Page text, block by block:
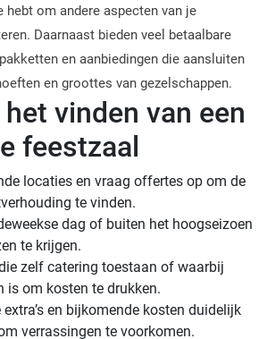
hebt om andere aspecten van je
Daarnaast bieden veel betaalbare
en aanbiedingen die aansluiten
en groottes van gezelschappen.
vinden van een
feestzaal
locaties en vraag offertes op om de
te vinden.
dag of buiten het hoogseizoen
te krijgen.
zelf catering toestaan of waarbij
is om kosten te drukken.
extra’s en bijkomende kosten duidelijk
verrassingen te voorkomen.